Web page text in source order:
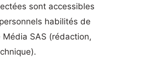
sont accessibles
habilités de
Média SAS (rédaction,